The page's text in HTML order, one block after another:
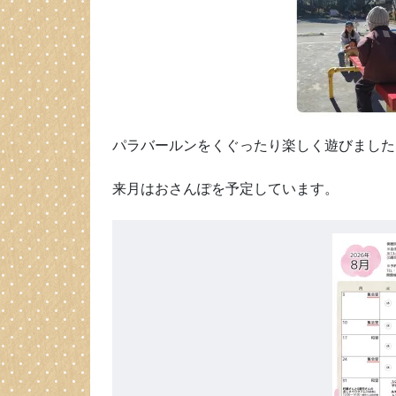
パラバールンをくぐったり楽しく遊びまし
来月はおさんぽを予定しています。